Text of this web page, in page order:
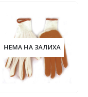
НЕМА НА ЗАЛИХА